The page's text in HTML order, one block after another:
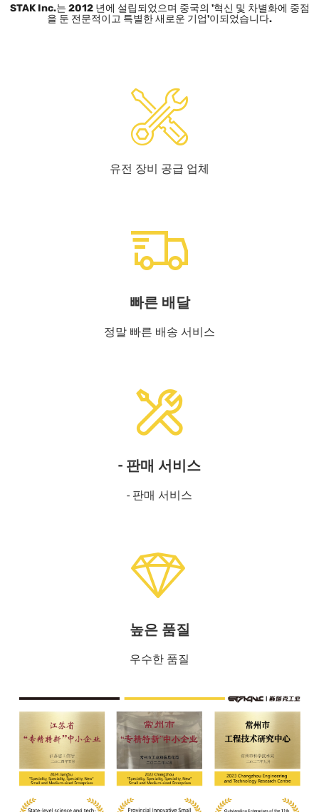
STAK Inc.는 2012 년에 설립되었으며 중국의 '혁신 및 차별화에 중점
을 둔 전문적이고 특별한 새로운 기업'이되었습니다.
유전 장비 공급 업체
빠른 배달
정말 빠른 배송 서비스
- 판매 서비스
- 판매 서비스
높은 품질
우수한 품질